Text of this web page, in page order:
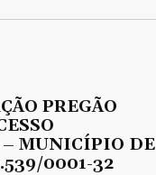
PREGÃO
MUNICÍPIO DE
0001-32